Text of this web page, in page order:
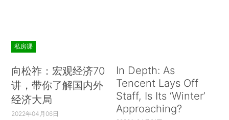
私房课
向松祚：宏观经济70
讲，带你了解国内外
经济大局
2022年04月06日
In Depth: As
Tencent Lays Off
Staff, Is Its ‘Winter’
Approaching?